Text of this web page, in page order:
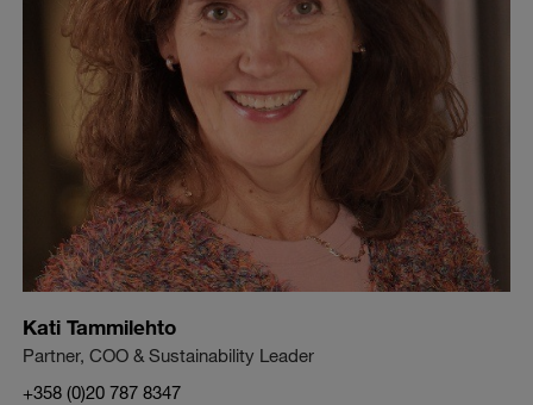
Kati Tammilehto
Partner, COO & Sustainability Leader
+358 (0)20 787 8347